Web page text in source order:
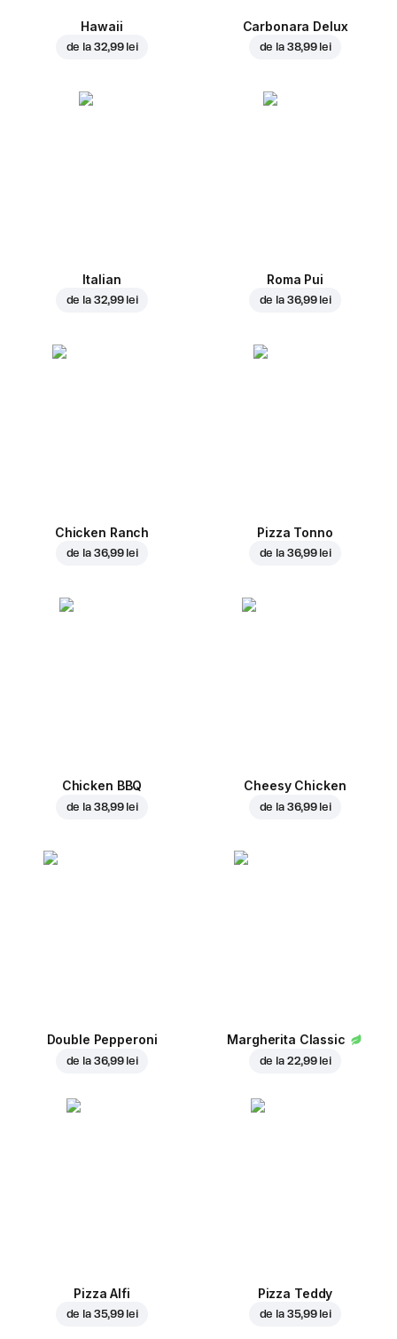
Hawaii
de la 32,99 lei
Carbonara Delux
de la 38,99 lei
Italian
de la 32,99 lei
Roma Pui
de la 36,99 lei
Chicken Ranch
de la 36,99 lei
Pizza Tonno
de la 36,99 lei
Chicken BBQ
de la 38,99 lei
Cheesy Chicken
de la 36,99 lei
Double Pepperoni
de la 36,99 lei
Margherita Classic
de la 22,99 lei
Pizza Alfi
de la 35,99 lei
Pizza Teddy
de la 35,99 lei